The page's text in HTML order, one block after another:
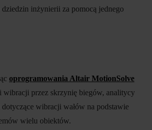
inżynierii za pomocą jednego
oprogramowania Altair MotionSolve
wibracji przez skrzynię biegów, analitycy
wibracji wałów na podstawie
wielu obiektów.